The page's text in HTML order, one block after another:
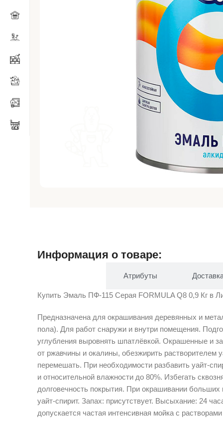
Информация о товаре:
Атрибуты
Купить Эмаль ПФ-115 Серая FORMULA Q8 0,9 Кг в
Предназначена для окрашивания деревянных и
пола). Для работ снаружи и внутри помещения.
углубления выровнять шпатлёвкой. Окрашенные и
от ржавчины и окалины, обезжирить растворителем
перемешать. При необходимости разбавить уайт-
и относительной влажности до 80%. Избегать
долговечность покрытия. При окрашивании больших
уайт-спирит. Запах: присутствует. Высыхание: 24
допускается частая интенсивная мойка с